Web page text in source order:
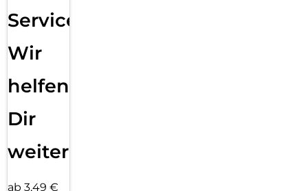
Service:
Wir
helfen
Dir
weiter
ab 3,49 €